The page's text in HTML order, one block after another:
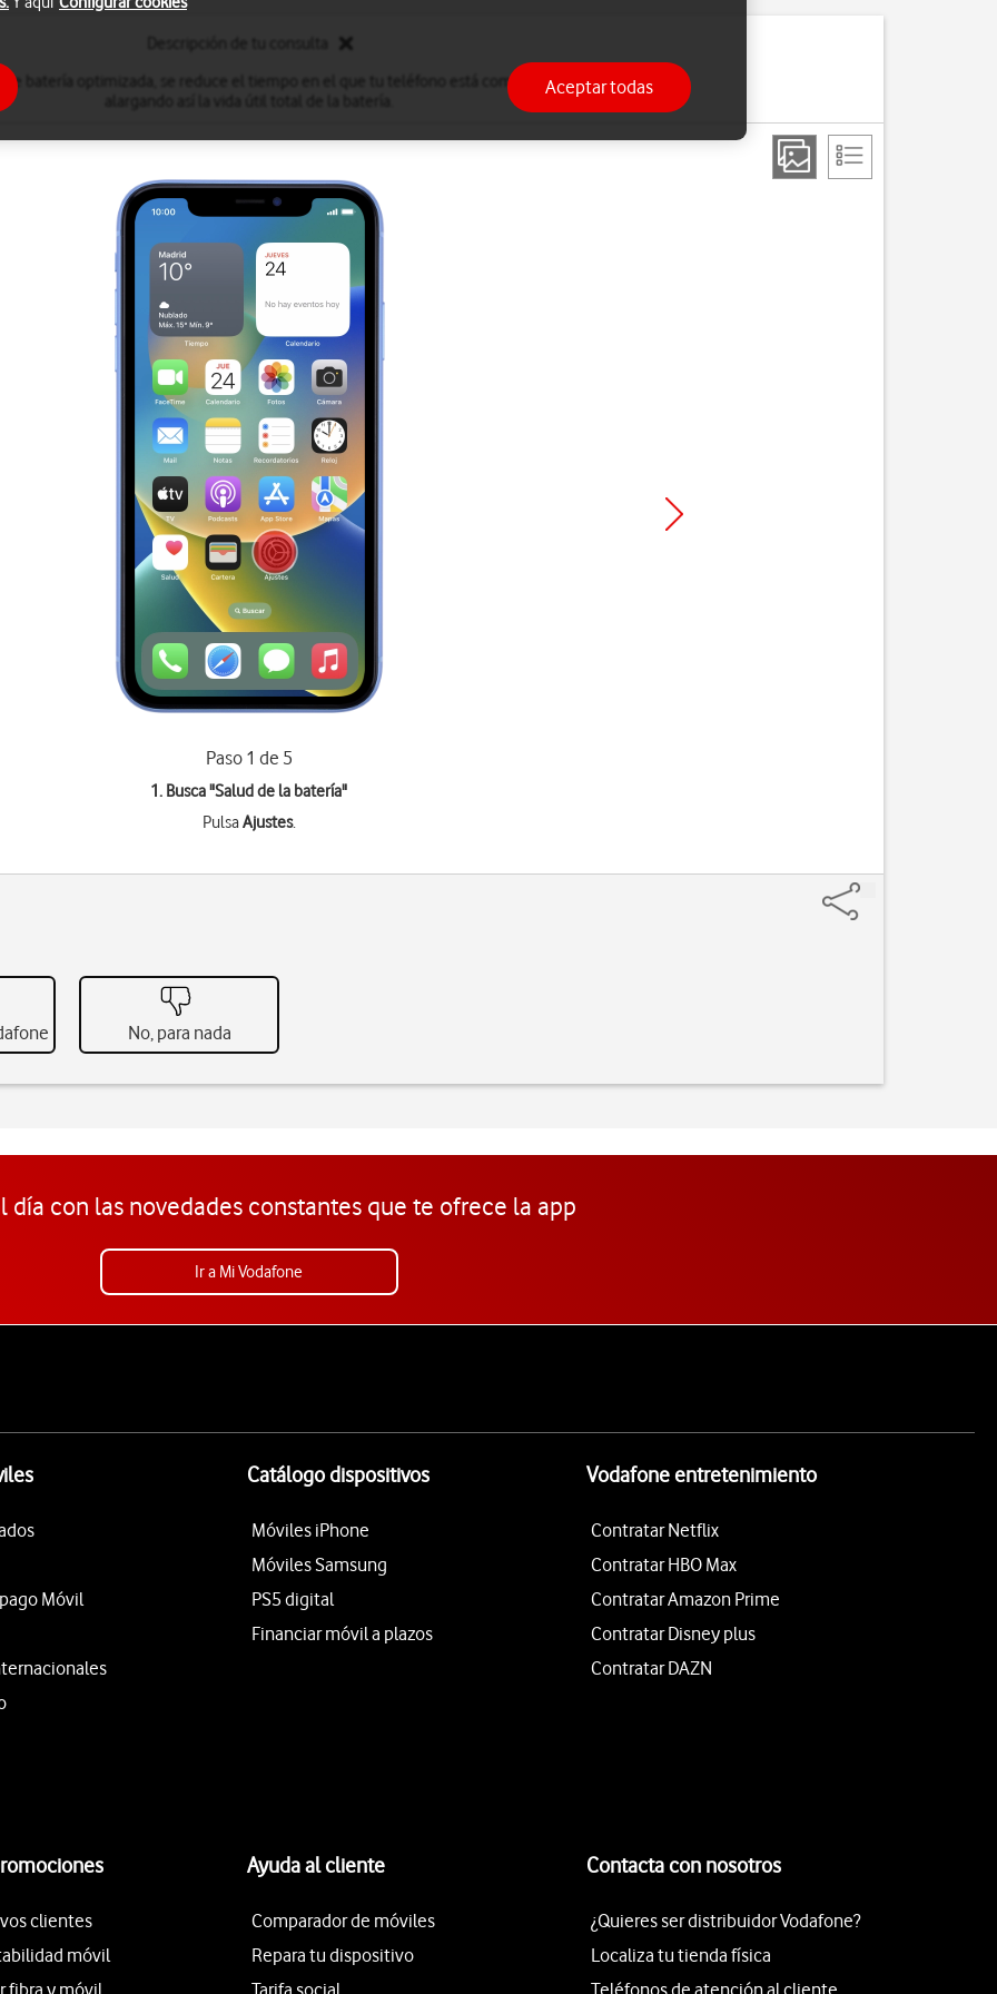
de batería optimizada, se reduce el tiempo en el que tu teléfono está completamente cargado,
Paso 1 de 5
1. Busca "Salud de la batería"
PulsaAjustes.
No, para nada
día con las novedades constantes que te ofrece la app
Ir a Mi Vodafone
Móvil
Catálogo dispositivos
Móviles iPhone
Móviles Samsung
PS5 digital
Financiar móvil a plazos
Vodafone entretenimiento
Contratar Netflix
Contratar HBO Max
Contratar Amazon Prime
Contratar Disney plus
Contratar DAZN
clientes
móvil
fibra y móvil
Ayuda al cliente
Comparador de móviles
Repara tu dispositivo
Tarifa social
Contacta con nosotros
¿Quieres ser distribuidor Vodafone?
Localiza tu tienda física
Teléfonos de atención al cliente
Aceptar todas